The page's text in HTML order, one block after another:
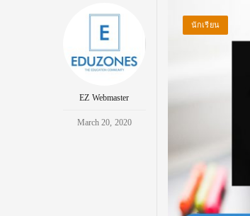
EZ Webmaster
March 20, 2020
นักเรียน